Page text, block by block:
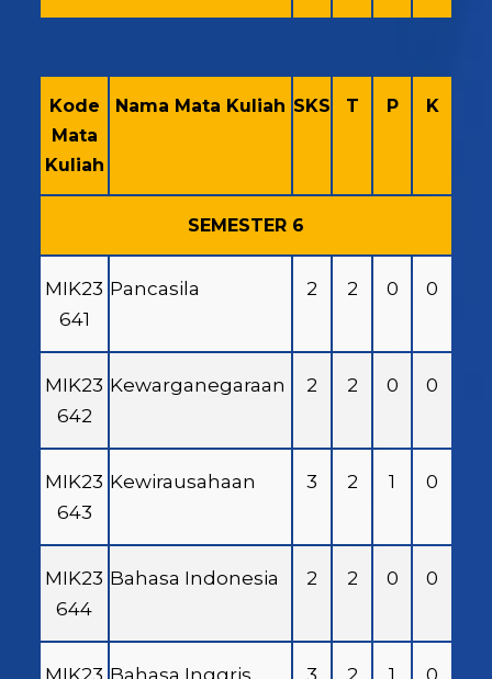
Kode
Mata
Kuliah
Nama Mata Kuliah SKS T P K
SEMESTER 6
MIK23
641
Pancasila 2 2 0 0
MIK23
642
Kewarganegaraan 2 2 0 0
MIK23
643
Kewirausahaan 3 2 1 0
MIK23
644
Bahasa Indonesia 2 2 0 0
MIK23 Bahasa Inggris 3 2 1 0